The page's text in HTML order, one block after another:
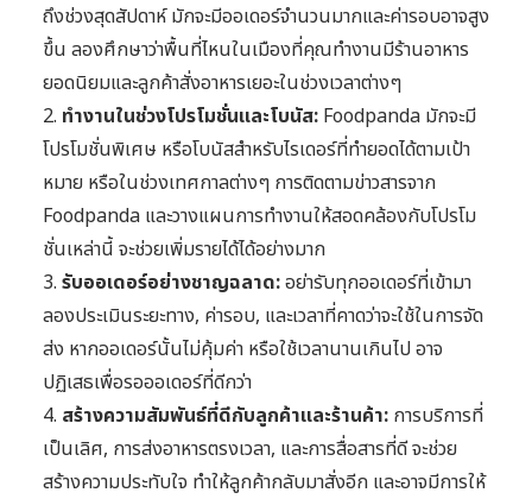
ถึงช่วงสุดสัปดาห์ มักจะมีออเดอร์จำนวนมากและค่ารอบอาจสูง
ขึ้น ลองศึกษาว่าพื้นที่ไหนในเมืองที่คุณทำงานมีร้านอาหาร
ยอดนิยมและลูกค้าสั่งอาหารเยอะในช่วงเวลาต่างๆ
2. ทำงานในช่วงโปรโมชั่นและโบนัส: Foodpanda มักจะมี
โปรโมชั่นพิเศษ หรือโบนัสสำหรับไรเดอร์ที่ทำยอดได้ตามเป้า
หมาย หรือในช่วงเทศกาลต่างๆ การติดตามข่าวสารจาก
Foodpanda และวางแผนการทำงานให้สอดคล้องกับโปรโม
ชั่นเหล่านี้ จะช่วยเพิ่มรายได้ได้อย่างมาก
3. รับออเดอร์อย่างชาญฉลาด:อย่ารับทุกออเดอร์ที่เข้ามา
ลองประเมินระยะทาง, ค่ารอบ, และเวลาที่คาดว่าจะใช้ในการจัด
ส่ง หากออเดอร์นั้นไม่คุ้มค่า หรือใช้เวลานานเกินไป อาจ
ปฏิเสธเพื่อรอออเดอร์ที่ดีกว่า
4. สร้างความสัมพันธ์ที่ดีกับลูกค้าและร้านค้า: การบริการที่
เป็นเลิศ, การส่งอาหารตรงเวลา, และการสื่อสารที่ดี จะช่วย
สร้างความประทับใจ ทำให้ลูกค้ากลับมาสั่งอีก และอาจมีการให้